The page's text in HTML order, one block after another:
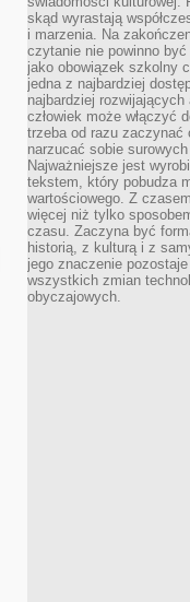
skąd wyrastają
i marzenia. Na
czytanie nie powinno być
jako obowiązek szkolny
jedna z najbardziej
najbardziej
człowiek może włączyć
trzeba od razu zaczynać
narzucać sobie
Najważniejsze jest
tekstem, który pobudza
wartościowego. Z
więcej niż tylko
czasu. Zaczyna być
historią, z kulturą i z
jego znaczenie
wszystkich zmian
obyczajowych.